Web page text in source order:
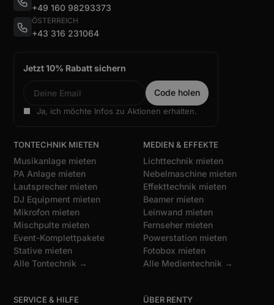
+49 160 98293373
ÖSTERREICH
+43 316 231064
Jetzt 10% Rabatt sichern
Ja, ich möchte Infos zu Aktionen erhalten.
TONTECHNIK MIETEN
Musikanlage mieten
PA Anlage mieten
Lautsprecher mieten
DJ Equipment mieten
Mikrofon mieten
Mischpulte mieten
Event-Komplettpakete
Stative mieten
Alle Tontechnik →
MEDIEN & EFFEKTE
Lichttechnik mieten
Nebelmaschine mieten
Effekttechnik mieten
Beamer mieten
Leinwand mieten
Fernseher mieten
Powerstation mieten
Fotobox mieten
Alle Medientechnik →
SERVICE & HILFE ÜBER RENTY